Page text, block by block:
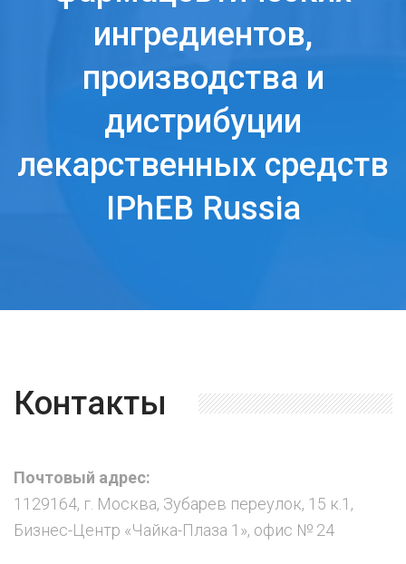
ингредиентов,
производства и
дистрибуции
лекарственных средств
IPhEB Russia
Контакты
Почтовый адрес:
1129164, г. Москва, Зубарев переулок, 15 к.1,
Бизнес-Центр «Чайка-Плаза 1», офис № 24